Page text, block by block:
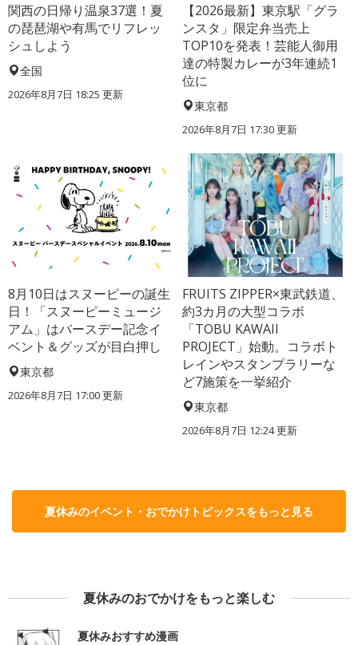
関西の日帰り温泉37選！夏
の琵琶湖や有馬でリフレッ
シュしよう
全国
2026年8月7日 18:25 更新
【2026最新】東京駅「グラ
ンスタ」限定弁当売上
TOP10を発表！芸能人御用
達の特製カレーが3年連続1
位に
東京都
2026年8月7日 17:30更新
8月10日はスヌーピーの誕生
日！「スヌーピーミュージ
アム」はバースデー記念イ
ベント＆グッズが目白押し
東京都
2026年8月7日 17:00更新
FRUITS ZIPPER×東武鉄道、
約3カ月の大型コラボ
「TOBU KAWAII
PROJECT」始動。コラボト
レインやスタンプラリーな
ど7施策を一挙紹介
東京都
2026年8月7日 12:24更新
夏休みのイベント・おでかけトピックスをもっと見る
夏休みのおでかけをもっと楽しむ
夏休みおすすめ漫画